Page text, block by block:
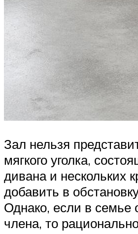
Зал нельзя
мягкого уголка,
дивана и нескольких
добавить в
Однако, если в семье
члена, то